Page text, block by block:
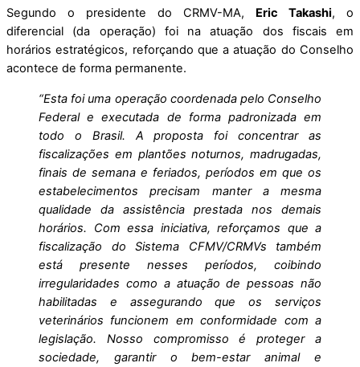
Segundo o presidente do CRMV-MA, Eric Takashi, o
diferencial (da operação) foi na atuação dos fiscais em
horários estratégicos, reforçando que a atuação do Conselho
acontece de forma permanente.
“Esta foi uma operação coordenada pelo Conselho
Federal e executada de forma padronizada em
todo o Brasil. A proposta foi concentrar as
fiscalizações em plantões noturnos, madrugadas,
finais de semana e feriados, períodos em que os
estabelecimentos precisam manter a mesma
qualidade da assistência prestada nos demais
horários. Com essa iniciativa, reforçamos que a
fiscalização do Sistema CFMV/CRMVs também
está presente nesses períodos, coibindo
irregularidades como a atuação de pessoas não
habilitadas e assegurando que os serviços
veterinários funcionem em conformidade com a
legislação. Nosso compromisso é proteger a
sociedade, garantir o bem-estar animal e